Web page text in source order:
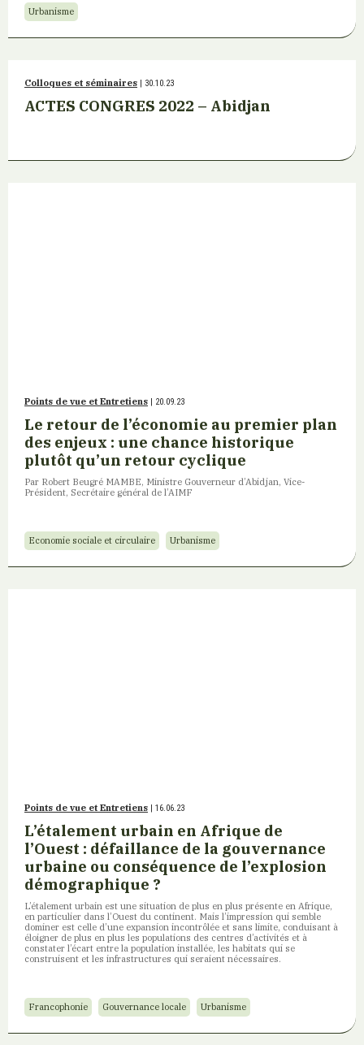
Urbanisme
Colloques et séminaires | 30.10.23
ACTES CONGRES 2022 – Abidjan
Points de vue et Entretiens | 20.09.23
Le retour de l’économie au premier plan
des enjeux : une chance historique
plutôt qu’un retour cyclique
Par Robert Beugré MAMBE, Ministre Gouverneur d’Abidjan, Vice-
Président, Secrétaire général de l’AIMF
Economie sociale et circulaire Urbanisme
Points de vue et Entretiens | 16.06.23
L’étalement urbain en Afrique de
l’Ouest : défaillance de la gouvernance
urbaine ou conséquence de l’explosion
démographique ?
L’étalement urbain est une situation de plus en plus présente en Afrique,
en particulier dans l’Ouest du continent. Mais l’impression qui semble
dominer est celle d’une expansion incontrôlée et sans limite, conduisant à
éloigner de plus en plus les populations des centres d’activités et à
constater l’écart entre la population installée, les habitats qui se
construisent et les infrastructures qui seraient nécessaires.
Francophonie Gouvernance locale Urbanisme